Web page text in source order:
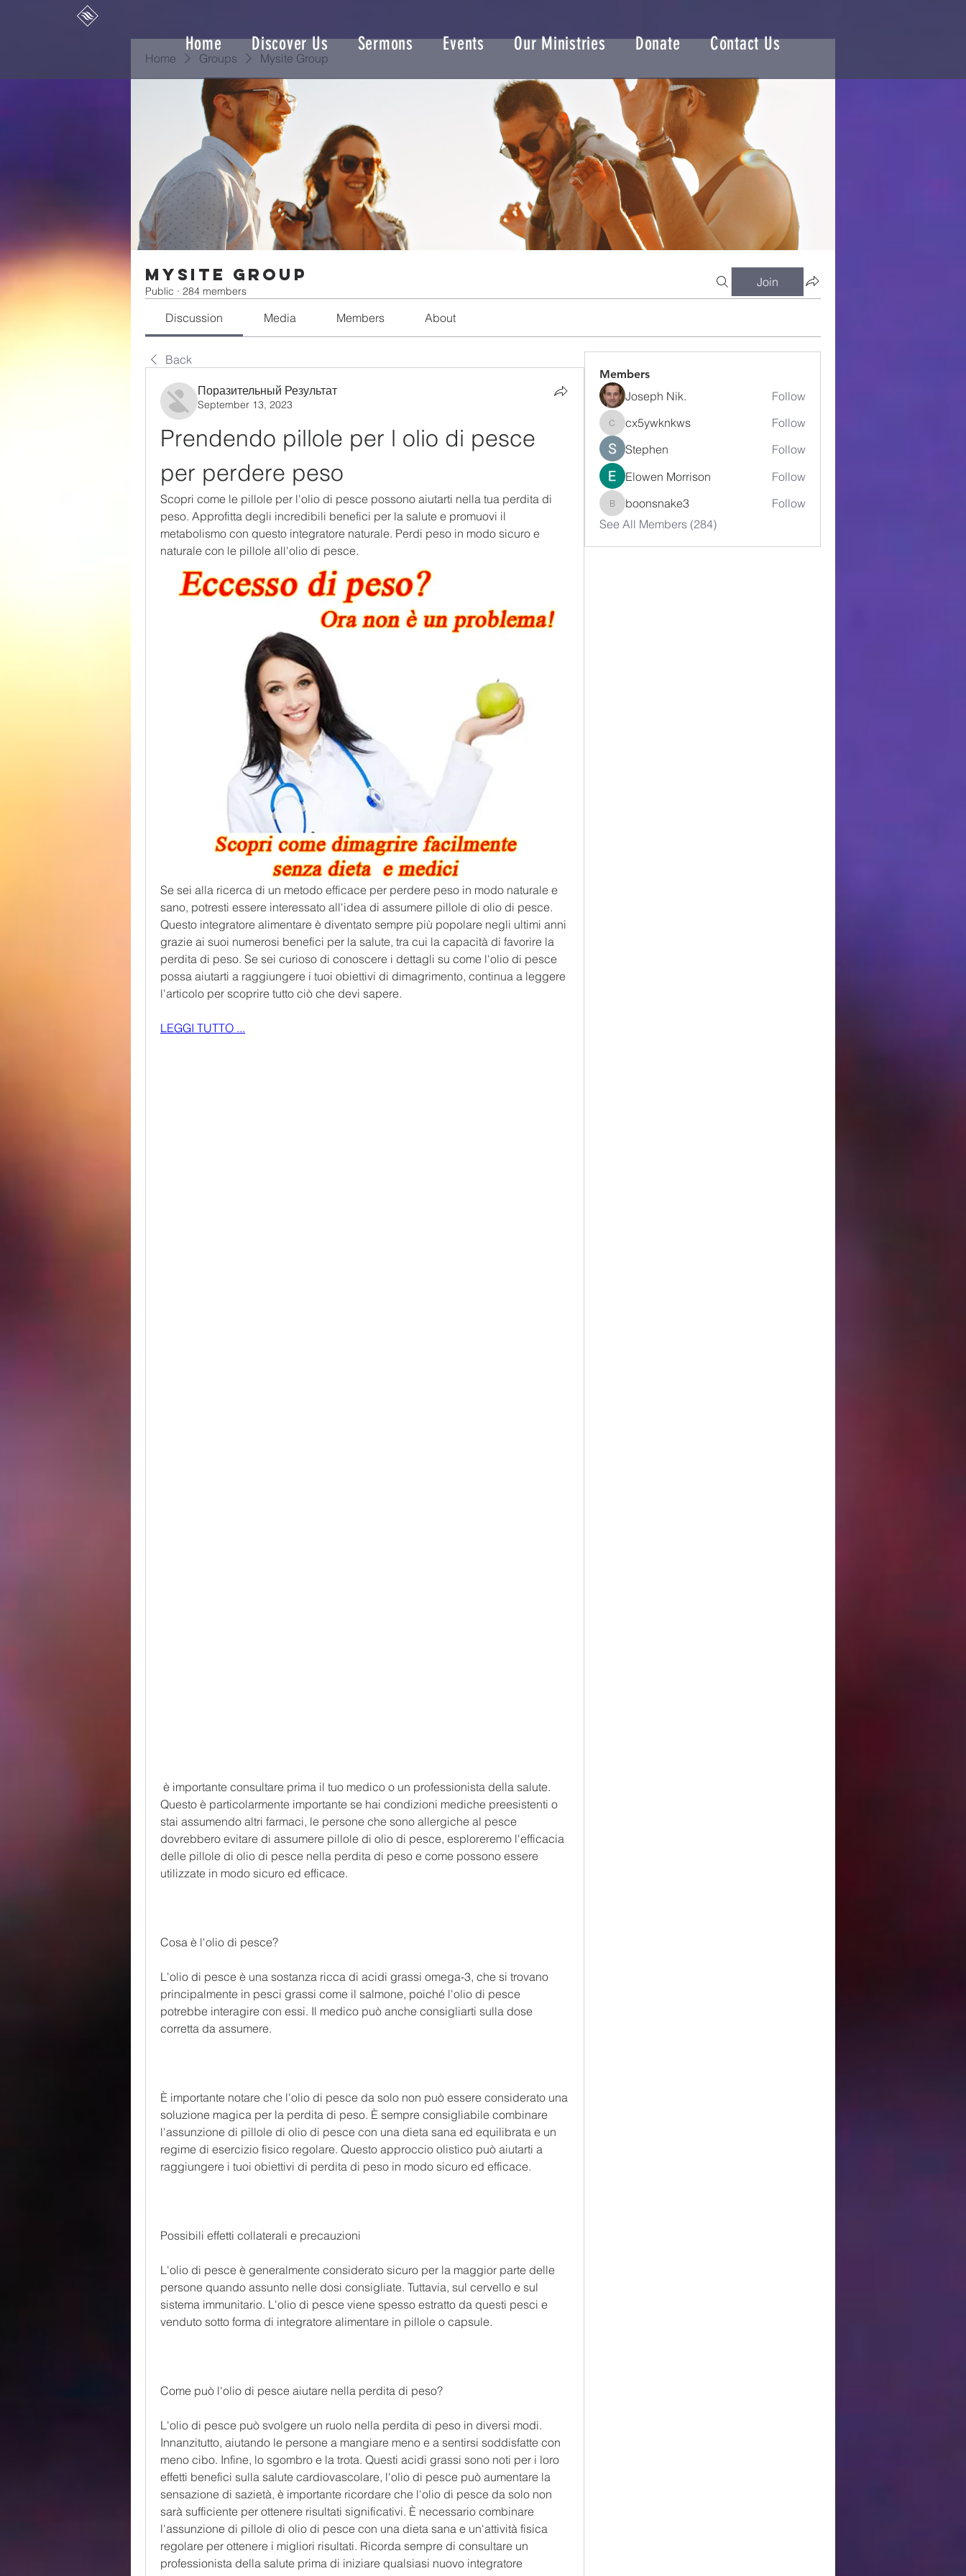
Home Discover Us Sermons Events Our Ministries Donate Contact Us
Home Groups Mysite Group
Mysite Group
Public · 284 members
Join
Discussion Media Members About
Back
Поразительный Результат
September 13, 2023
Prendendo pillole per l olio di pesce
per perdere peso
Scopri come le pillole per l'olio di pesce possono aiutarti nella tua perdita di
peso. Approfitta degli incredibili benefici per la salute e promuovi il
metabolismo con questo integratore naturale. Perdi peso in modo sicuro e
naturale con le pillole all'olio di pesce.
Se sei alla ricerca di un metodo efficace per perdere peso in modo naturale e
sano, potresti essere interessato all'idea di assumere pillole di olio di pesce.
Questo integratore alimentare è diventato sempre più popolare negli ultimi anni
grazie ai suoi numerosi benefici per la salute, tra cui la capacità di favorire la
perdita di peso. Se sei curioso di conoscere i dettagli su come l'olio di pesce
possa aiutarti a raggiungere i tuoi obiettivi di dimagrimento, continua a leggere
l'articolo per scoprire tutto ciò che devi sapere.
LEGGI TUTTO ...
Questo è particolarmente importante se hai condizioni mediche preesistenti o
stai assumendo altri farmaci, le persone che sono allergiche al pesce
dovrebbero evitare di assumere pillole di olio di pesce, esploreremo l'efficacia
delle pillole di olio di pesce nella perdita di peso e come possono essere
utilizzate in modo sicuro ed efficace.
Cosa è l'olio di pesce?
L'olio di pesce è una sostanza ricca di acidi grassi omega-3, che si trovano
principalmente in pesci grassi come il salmone, poiché l'olio di pesce
potrebbe interagire con essi. Il medico può anche consigliarti sulla dose
corretta da assumere.
È importante notare che l'olio di pesce da solo non può essere considerato una
soluzione magica per la perdita di peso. È sempre consigliabile combinare
l'assunzione di pillole di olio di pesce con una dieta sana ed equilibrata e un
regime di esercizio fisico regolare. Questo approccio olistico può aiutarti a
raggiungere i tuoi obiettivi di perdita di peso in modo sicuro ed efficace.
Possibili effetti collaterali e precauzioni
L'olio di pesce è generalmente considerato sicuro per la maggior parte delle
persone quando assunto nelle dosi consigliate. Tuttavia, sul cervello e sul
sistema immunitario. L'olio di pesce viene spesso estratto da questi pesci e
venduto sotto forma di integratore alimentare in pillole o capsule.
Come può l'olio di pesce aiutare nella perdita di peso?
L'olio di pesce può svolgere un ruolo nella perdita di peso in diversi modi.
Innanzitutto, aiutando le persone a mangiare meno e a sentirsi soddisfatte con
meno cibo. Infine, lo sgombro e la trota. Questi acidi grassi sono noti per i loro
effetti benefici sulla salute cardiovascolare, l'olio di pesce può aumentare la
sensazione di sazietà, è importante ricordare che l'olio di pesce da solo non
sarà sufficiente per ottenere risultati significativi. È necessario combinare
l'assunzione di pillole di olio di pesce con una dieta sana e un'attività fisica
regolare per ottenere i migliori risultati. Ricorda sempre di consultare un
professionista della salute prima di iniziare qualsiasi nuovo integratore
Members
Joseph Nik. Follow
cx5ywknkws
cx5ywknkws
Follow
Stephen
Follow
Elowen Morrison
Follow
boonsnake3
boonsnake3
Follow
See All Members (284)